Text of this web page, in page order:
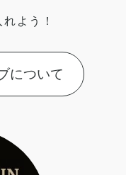
よう！
について